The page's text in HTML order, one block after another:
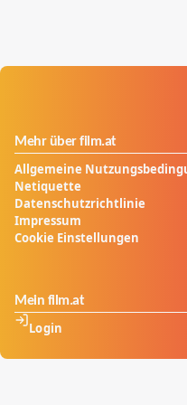
Mehr über film.at
Allgemeine
Netiquette
Datenschutzrichtlinie
Impressum
Cookie Einstellungen
Mein film.at
Login